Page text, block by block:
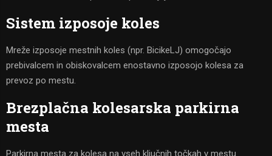
Sistem izposoje koles
Mreže izposoje mestnih koles (npr. BicikeLJ) omogočajo
prebivalcem in obiskovalcem enostavno izposojo kolesa za
prevoz po mestu.
Brezplačna kolesarska parkirna
mesta
Parkirna mesta za kolesa na vseh ključnih točkah v mestu